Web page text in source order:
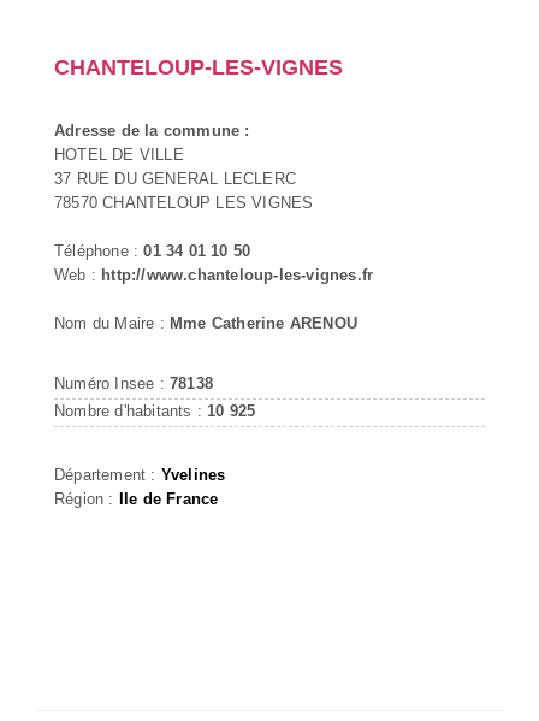
CHANTELOUP-LES-VIGNES
Adresse de la commune :
HOTEL DE VILLE
37 RUE DU GENERAL LECLERC
78570 CHANTELOUP LES VIGNES
Téléphone :01 34 01 10 50
Web : http://www.chanteloup-les-vignes.fr
Nom du Maire : Mme Catherine ARENOU
Numéro Insee : 78138
Nombre d'habitants : 10 925
Département : Yvelines
Région : Ile de France